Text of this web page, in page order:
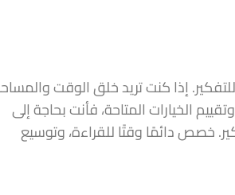
إذا كنت تريد خلق الوقت
الخيارات المتاحة، فأنت بحاجة إلى
خصص دائمًا وقتًا للقراءة، وتوسيع